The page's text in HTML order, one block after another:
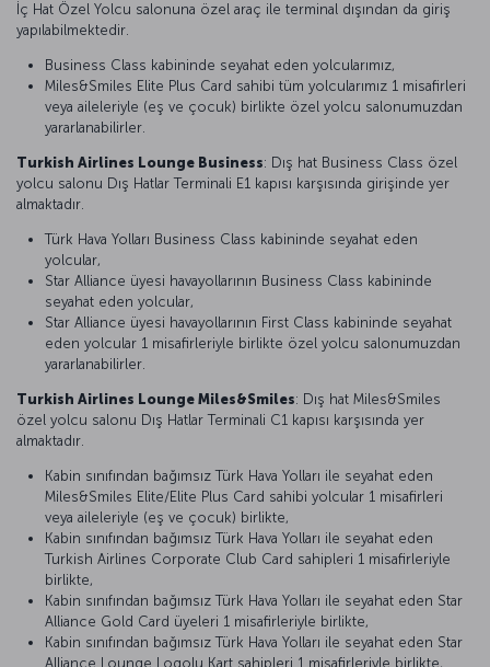
İç Hat Özel Yolcu salonuna özel araç ile terminal dışından da giriş
yapılabilmektedir.
Business Class kabininde seyahat eden yolcularımız,
Miles&Smiles Elite Plus Card sahibi tüm yolcularımız 1 misafirleri
veya aileleriyle (eş ve çocuk) birlikte özel yolcu salonumuzdan
yararlanabilirler.
Turkish Airlines Lounge Business: Dış hat Business Class özel
yolcu salonu Dış Hatlar Terminali E1 kapısı karşısında girişinde yer
almaktadır.
Türk Hava Yolları Business Class kabininde seyahat eden
yolcular,
Star Alliance üyesi havayollarının Business Class kabininde
seyahat eden yolcular,
Star Alliance üyesi havayollarının First Class kabininde seyahat
eden yolcular 1 misafirleriyle birlikte özel yolcu salonumuzdan
yararlanabilirler.
Turkish Airlines Lounge Miles&Smiles: Dış hat Miles&Smiles
özel yolcu salonu Dış Hatlar Terminali C1 kapısı karşısında yer
almaktadır.
Kabin sınıfından bağımsız Türk Hava Yolları ile seyahat eden
Miles&Smiles Elite/Elite Plus Card sahibi yolcular 1 misafirleri
veya aileleriyle (eş ve çocuk) birlikte,
Kabin sınıfından bağımsız Türk Hava Yolları ile seyahat eden
Turkish Airlines Corporate Club Card sahipleri 1 misafirleriyle
birlikte,
Kabin sınıfından bağımsız Türk Hava Yolları ile seyahat eden Star
Alliance Gold Card üyeleri 1 misafirleriyle birlikte,
Kabin sınıfından bağımsız Türk Hava Yolları ile seyahat eden Star
Alliance Lounge Logolu Kart sahipleri 1 misafirleriyle birlikte,